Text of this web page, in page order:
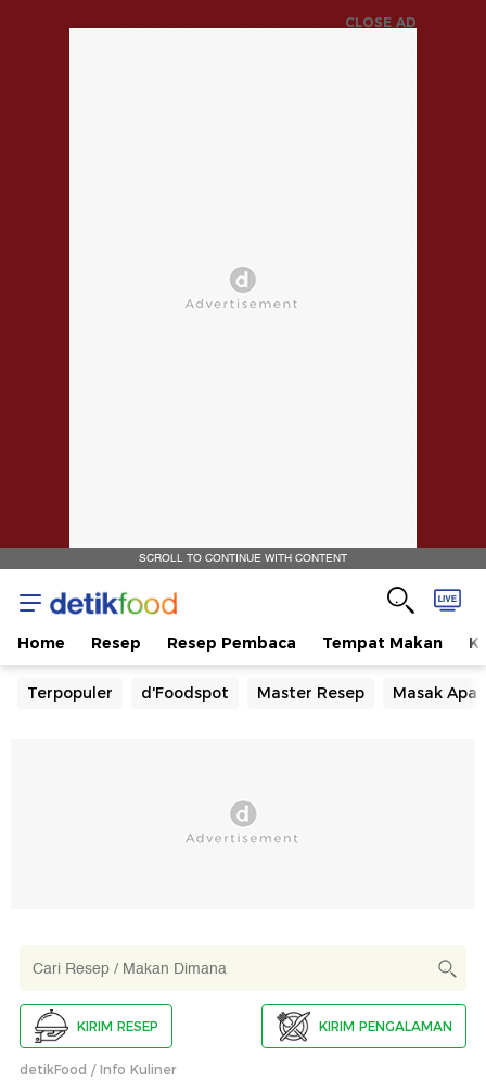
CLOSE AD
SCROLL TO CONTINUE WITH CONTENT
Home Resep Resep Pembaca Tempat Makan
Terpopuler d'Foodspot Master Resep Masak Apa
KIRIM RESEP KIRIM PENGALAMAN
detikFood Info Kuliner